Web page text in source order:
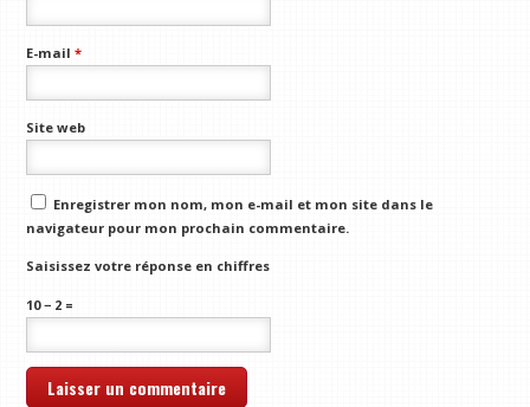
E-mail*
Site web
Enregistrer mon nom, mon e-mail et mon site dans le
navigateur pour mon prochain commentaire.
Saisissez votre réponse en chiffres
10 − 2 =